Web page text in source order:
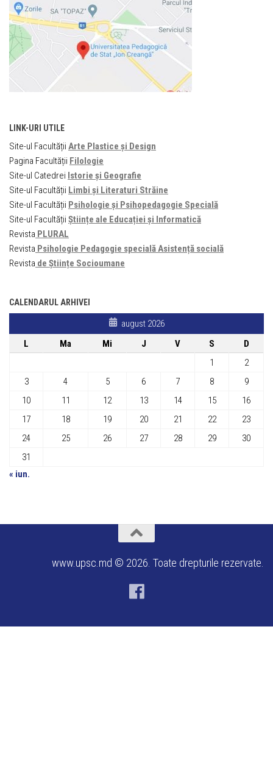
LINK-URI UTILE
Site-ul Facultății Arte Plastice și Design
Pagina Facultății Filologie
Site-ul Catedrei Istorie și Geografie
Site-ul Facultății Limbi și Literaturi Străine
Site-ul Facultății Psihologie și Psihopedagogie Specială
Site-ul Facultății Științe ale Educației și Informatică
Revista PLURAL
Revista Psihologie Pedagogie specială Asistență socială
Revista de Științe Socioumane
CALENDARUL ARHIVEI
august 2026
L
Ma Mi J V S
D
1
2
3
4 5 6 7 8
9
10
11 12 13 14 15
16
17
18 19 20 21 22
23
24
25 26 27 28 29
30
31
« iun.
www.upsc.md © 2026. Toate drepturile rezervate.